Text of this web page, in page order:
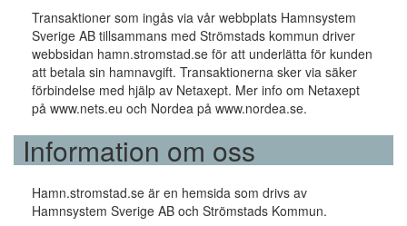
Transaktioner som ingås via vår webbplats Hamnsystem
Sverige AB tillsammans med Strömstads kommun driver
webbsidan hamn.stromstad.se för att underlätta för kunden
att betala sin hamnavgift. Transaktionerna sker via säker
förbindelse med hjälp av Netaxept. Mer info om Netaxept
på www.nets.eu och Nordea på www.nordea.se.
Information om oss
Hamn.stromstad.se är en hemsida som drivs av
Hamnsystem Sverige AB och Strömstads Kommun.